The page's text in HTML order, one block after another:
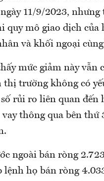
11/9/2023,
quy mô giao dịch
và khối ngoại
mức giảm này vẫn
thị trường không có
rủi ro liên quan đến
thông qua bên
ngoài bán ròng
lệnh họ bán ròng